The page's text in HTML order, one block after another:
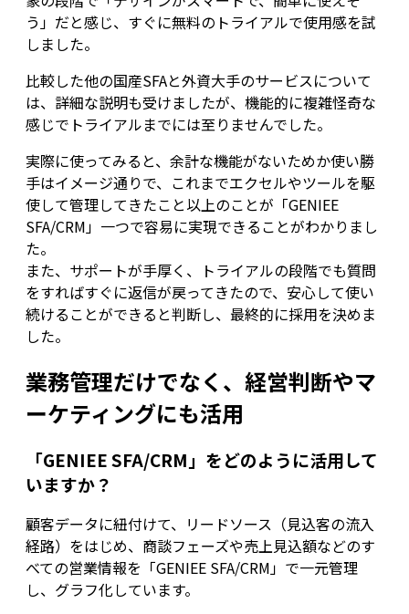
う」だと感じ、すぐに無料のトライアルで使用感を試
しました。
比較した他の国産SFAと外資大手のサービスについて
は、詳細な説明も受けましたが、機能的に複雑怪奇な
感じでトライアルまでには至りませんでした。
実際に使ってみると、余計な機能がないためか使い勝
手はイメージ通りで、これまでエクセルやツールを駆
使して管理してきたこと以上のことが「GENIEE
SFA/CRM」一つで容易に実現できることがわかりまし
た。
また、サポートが手厚く、トライアルの段階でも質問
をすればすぐに返信が戻ってきたので、安心して使い
続けることができると判断し、最終的に採用を決めま
した。
業務管理だけでなく、経営判断やマ
ーケティングにも活用
「GENIEE SFA/CRM」をどのように活用して
いますか？
顧客データに紐付けて、リードソース（見込客の流入
経路）をはじめ、商談フェーズや売上見込額などのす
べての営業情報を「GENIEE SFA/CRM」で一元管理
し、グラフ化しています。